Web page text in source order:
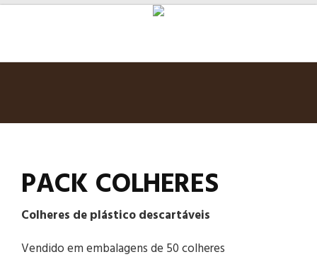
PACK COLHERES
Colheres de plástico descartáveis
Vendido em embalagens de 50 colheres